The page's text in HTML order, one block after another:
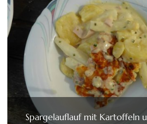
Spargelauflauf mit Kartoffeln